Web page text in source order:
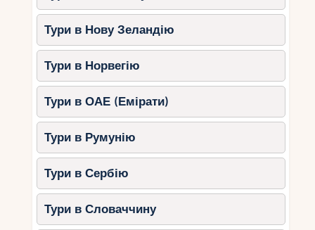
Тури в Нову Зеландію
Тури в Норвегію
Тури в ОАЕ (Емірати)
Тури в Румунію
Тури в Сербію
Тури в Словаччину